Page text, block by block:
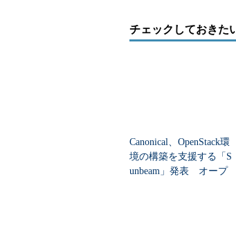
チェックしておきた
Canonical、OpenStack環
境の構築を支援する「S
unbeam」発表 オープ